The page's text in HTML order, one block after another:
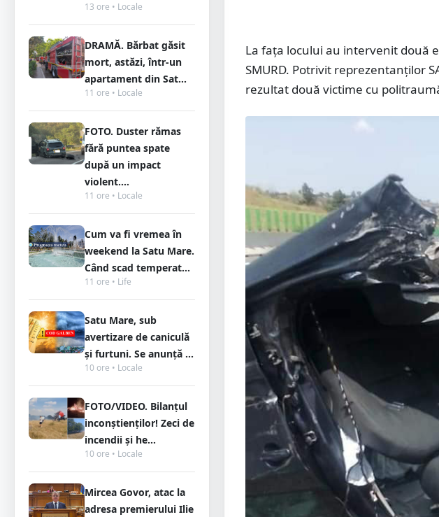
13 ore • Locale
DRAMĂ. Bărbat găsit
mort, astăzi, într-un
apartament din Sat...
11 ore • Locale
FOTO. Duster rămas
fără puntea spate
după un impact
violent....
11 ore • Locale
Cum va fi vremea în
weekend la Satu Mare.
Când scad temperat...
11 ore • Life
Satu Mare, sub
avertizare de caniculă
și furtuni. Se anunță ...
10 ore • Locale
FOTO/VIDEO. Bilanțul
inconștienților! Zeci de
incendii și he...
10 ore • Locale
Mircea Govor, atac la
adresa premierului Ilie
La fața locului au intervenit două
SMURD. Potrivit reprezentanților
rezultat două victime cu